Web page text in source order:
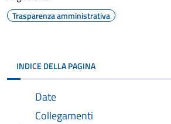
Trasparenza amministrativa
INDICE DELLA PAGINA
Date
Collegamenti